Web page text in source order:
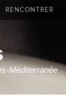
Méditerranée
RENCONTRER